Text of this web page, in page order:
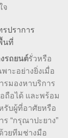
จ
ปราการ
นที่
รถยนต์รั่วหรือ
าะอย่างยิ่งเมื่อ
รมองหาบริการ
ถือได้ และพร้อม
รับผู้ที่อาศัยหรือ
“กรุณาปะยาง”
วยทีมช่างมือ